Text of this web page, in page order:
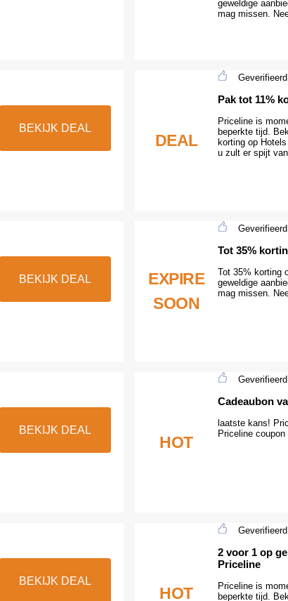
geweldige
mag missen.
BEKIJK DEAL
DEAL
Geverifieerd
Pak tot 11%
Priceline is
beperkte tijd.
korting op
u zult er spijt
BEKIJK DEAL
EXPIRE
SOON
Geverifieerd
Tot 35%
Tot 35% korting
geweldige
mag missen.
BEKIJK DEAL
HOT
Geverifieerd
Cadeaubon
laatste kans!
Priceline
BEKIJK DEAL
HOT
Geverifieerd
2 voor 1 op
Priceline
Priceline is
beperkte tijd.